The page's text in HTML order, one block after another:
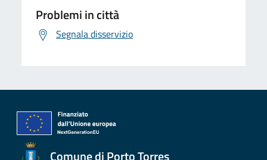
Problemi in città
Segnala disservizio
Comune di Porto Torres